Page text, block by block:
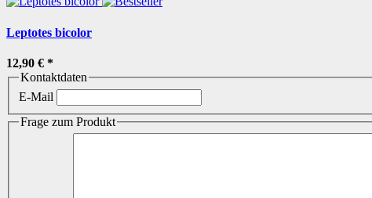
Leptotes bicolor
12,90 € *
Kontaktdaten
E-Mail
Frage zum Produkt